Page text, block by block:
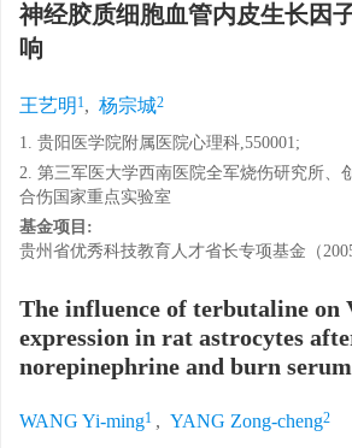
神经胶质细胞血管内皮生长因
响
王艺明 1, 杨宗城2
1. 贵阳医学院附属医院心理科,550001;
2. 第三军医大学西南医院全军烧伤研究所、
合伤国家重点实验室
基金项目:
贵州省优秀科技教育人才省长专项基金（
The influence of terbutaline on
expression in rat astrocytes
norepinephrine and burn
WANG Yi-ming1 , YANG Zong-cheng2